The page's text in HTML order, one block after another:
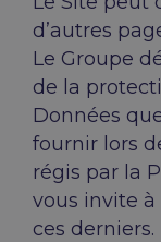
d’autres
Le Groupe
de la
Données
fournir lors
régis par la
vous invite
ces derniers.